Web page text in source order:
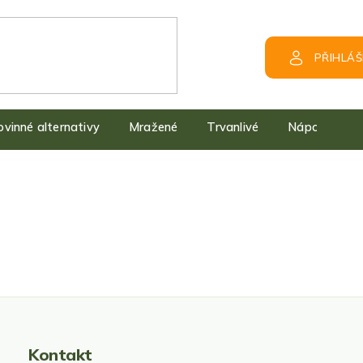
alternativy Mražené Trvanlivé Nápoje
Kontakt